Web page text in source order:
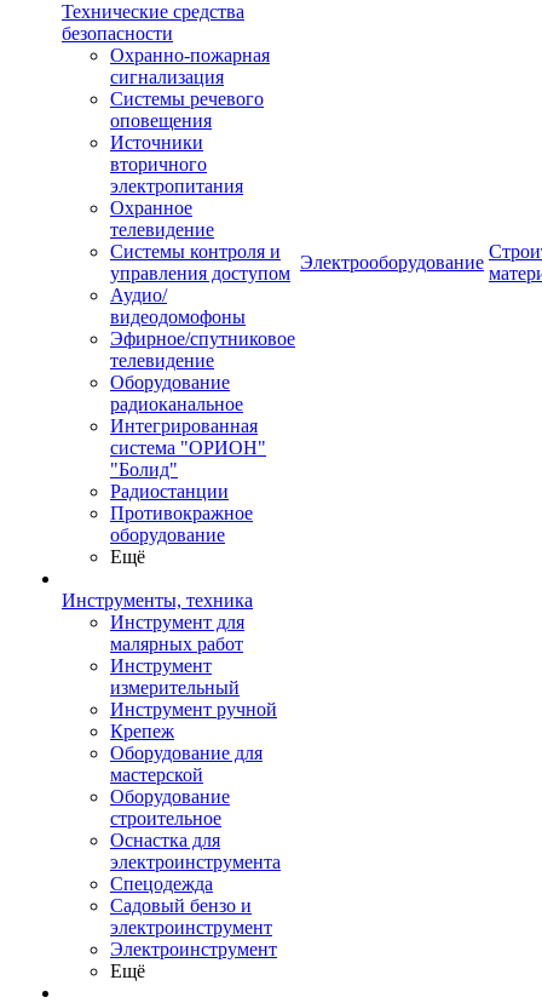
Технические средства
безопасности
Охранно-пожарная
сигнализация
Системы речевого
оповещения
Источники
вторичного
электропитания
Охранное
телевидение
Системы контроля и
управления доступом
Аудио/
видеодомофоны
Эфирное/спутниковое
телевидение
Оборудование
радиоканальное
Интегрированная
система "ОРИОН"
"Болид"
Радиостанции
Противокражное
оборудование
Ещё
Инструменты, техника
Инструмент для
малярных работ
Инструмент
измерительный
Инструмент ручной
Крепеж
Оборудование для
мастерской
Оборудование
строительное
Оснастка для
электроинструмента
Спецодежда
Садовый бензо и
электроинструмент
Электроинструмент
Ещё
Электрооборудование